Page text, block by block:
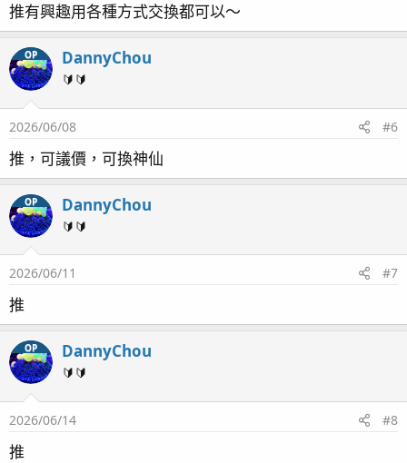
推有興趣用各種方式交換都可以～
OP DannyChou
🔰🔰
2026/06/08 #6
推，可議價，可換神仙
OP DannyChou
🔰🔰
2026/06/11 #7
推
OP DannyChou
🔰🔰
2026/06/14 #8
推